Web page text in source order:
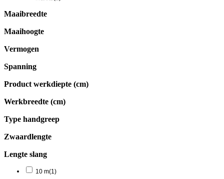
Maaibreedte
Maaihoogte
Vermogen
Spanning
Product werkdiepte (cm)
Werkbreedte (cm)
Type handgreep
Zwaardlengte
Lengte slang
10 m(1)